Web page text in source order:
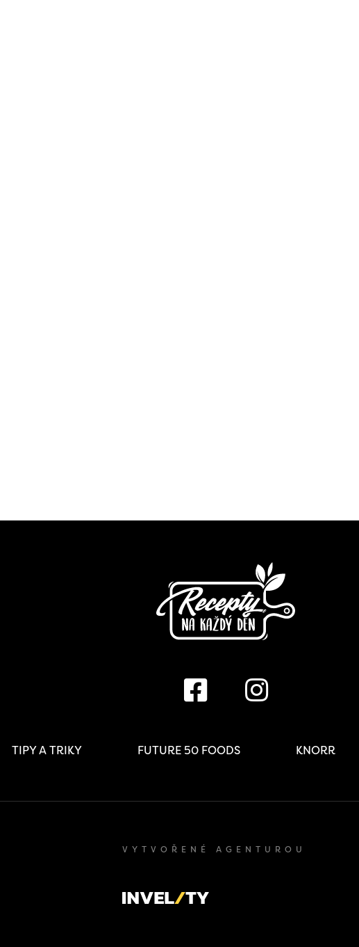
TIPY A TRIKY FUTURE 50 FOODS KNORR
VYTVOŘENÉ AGENTUROU